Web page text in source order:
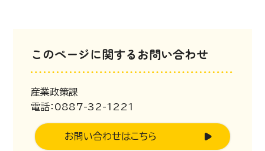
このページに関するお問い合わせ
産業政策課
電話：0887-32-1221
お問い合わせはこちら